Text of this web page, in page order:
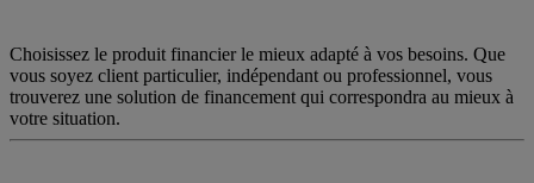
Choisissez le produit financier le mieux adapté à vos besoins. Que
vous soyez client particulier, indépendant ou professionnel, vous
trouverez une solution de financement qui correspondra au mieux à
votre situation.